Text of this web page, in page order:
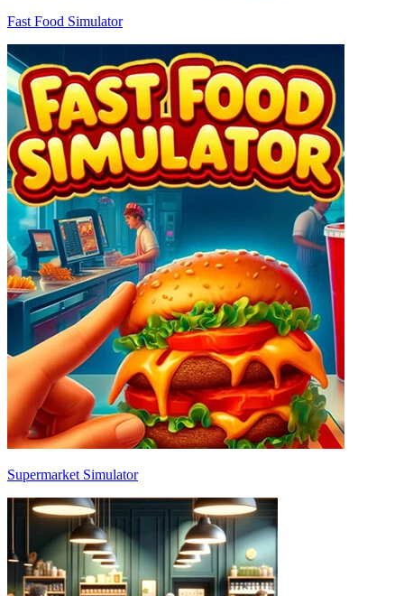
Fast Food Simulator
Supermarket Simulator